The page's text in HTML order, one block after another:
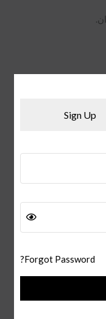
تتميز بأداء سلس
سهل الاستخدام
يجعله خيارًا عمليًا
الحبر
Sign Up
Forgot Password?